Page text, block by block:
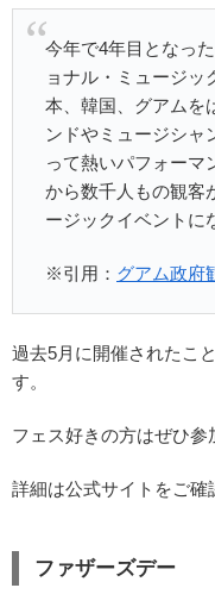
今年で4年目となっ
ョナル・ミュージッ
本、韓国、グアムを
ンドやミュージシャ
って熱いパフォーマ
から数千人もの観客
ージックイベントに
※引用： グアム政府
過去5月に開催されたこ
す。
フェス好きの方はぜひ参
詳細は公式サイトをご
ファザーズデー